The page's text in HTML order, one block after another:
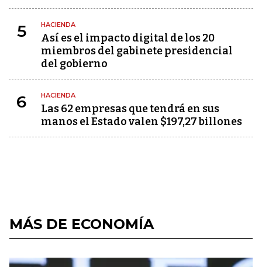
5 HACIENDA
Así es el impacto digital de los 20
miembros del gabinete presidencial
del gobierno
6 HACIENDA
Las 62 empresas que tendrá en sus
manos el Estado valen $197,27 billones
MÁS DE ECONOMÍA